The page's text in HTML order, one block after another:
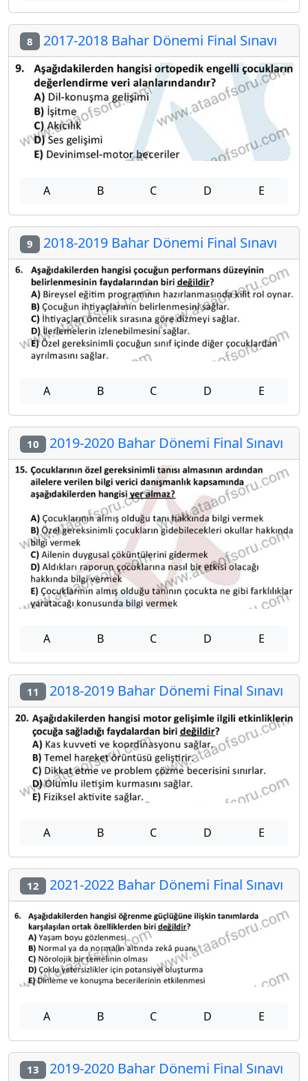
8 2017-2018 Bahar Dönemi Final Sınavı
A B C D E
9 2018-2019 Bahar Dönemi Final Sınavı
A B C D E
10 2019-2020 Bahar Dönemi Final Sınavı
A B C D E
11 2018-2019 Bahar Dönemi Final Sınavı
A B C D E
12 2021-2022 Bahar Dönemi Final Sınavı
A B C D E
13 2019-2020 Bahar Dönemi Final Sınavı